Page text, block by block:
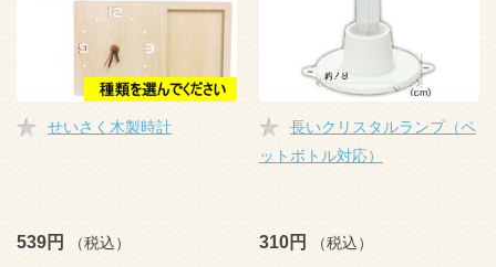
せいさく木製時計
539円 （税込）
長いクリスタルランプ（ペ
ットボトル対応）
310円 （税込）